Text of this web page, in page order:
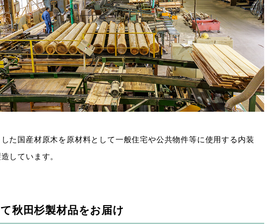
た国産材原木を原材料として一般住宅や公共物件等に使用する内装
しています。
秋田杉製材品をお届け